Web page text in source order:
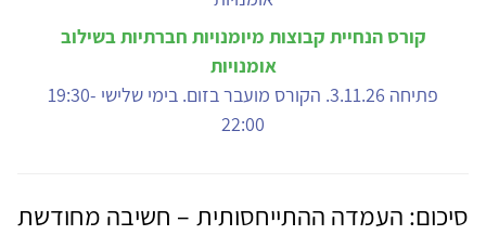
קורס הנחיית קבוצות מיומנויות חברתיות בשילוב
אומנויות
פתיחה 3.11.26. הקורס מועבר בזום. בימי שלישי 19:30-
22:00
סיכום: העמדה ההתייחסותית – חשיבה מחודשת